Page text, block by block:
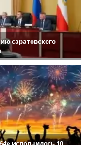
саратовского
исполнилось 10